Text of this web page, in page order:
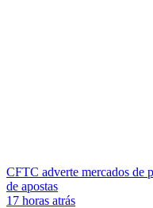
CFTC adverte mercados de
de apostas
17 horas atrás